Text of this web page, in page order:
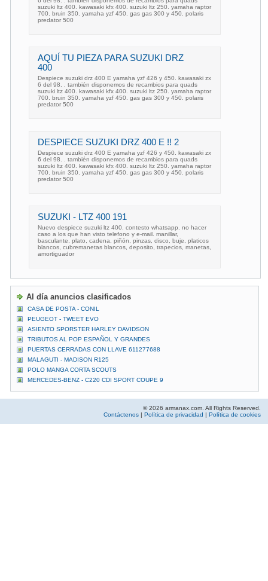
suzuki ltz 400. kawasaki kfx 400. suzuki ltz 250. yamaha raptor
700. bruin 350. yamaha yzf 450. gas gas 300 y 450. polaris
predator 500
AQUÍ TU PIEZA PARA SUZUKI DRZ
400
Despiece suzuki drz 400 E yamaha yzf 426 y 450. kawasaki zx
6 del 98. . también disponemos de recambios para quads
suzuki ltz 400. kawasaki kfx 400. suzuki ltz 250. yamaha raptor
700. bruin 350. yamaha yzf 450. gas gas 300 y 450. polaris
predator 500
DESPIECE SUZUKI DRZ 400 E !! 2
Despiece suzuki drz 400 E yamaha yzf 426 y 450. kawasaki zx
6 del 98. . también disponemos de recambios para quads
suzuki ltz 400. kawasaki kfx 400. suzuki ltz 250. yamaha raptor
700. bruin 350. yamaha yzf 450. gas gas 300 y 450. polaris
predator 500
SUZUKI - LTZ 400 191
Nuevo despiece suzuki ltz 400. contesto whatsapp. no hacer
caso a los que han visto telefono y e-mail. manillar,
basculante, plato, cadena, piñón, pinzas, disco, buje, platicos
blancos, cubremanetas blancos, deposito, trapecios, manetas,
amortiguador
Al día anuncios clasificados
CASA DE POSTA - CONIL
PEUGEOT - TWEET EVO
ASIENTO SPORSTER HARLEY DAVIDSON
TRIBUTOS AL POP ESPAÑOL Y GRANDES
PUERTAS CERRADAS CON LLAVE 611277688
MALAGUTI - MADISON R125
POLO MANGA CORTA SCOUTS
MERCEDES-BENZ - C220 CDI SPORT COUPE 9
© 2026 armanax.com. All Rights Reserved.
Contáctenos | Política de privacidad | Política de cookies